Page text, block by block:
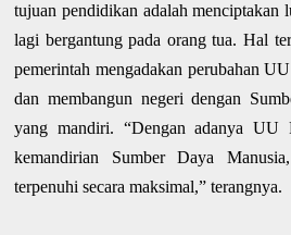
tujuan pendidikan adalah menciptakan
lagi bergantung pada orang tua. Hal
pemerintah mengadakan perubahan
dan membangun negeri dengan
yang mandiri. “Dengan adanya UU
kemandirian Sumber Daya
terpenuhi secara maksimal,” terangnya.